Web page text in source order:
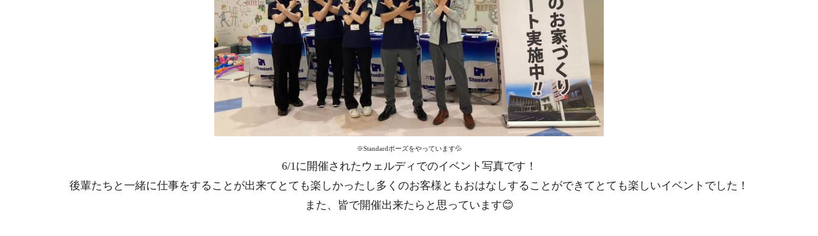
※Standardポーズをやっています💦
6/1に開催されたウェルディでのイベント写真です！
後輩たちと一緒に仕事をすることが出来てとても楽しかったし多くのお客様ともおはなしすることができてとても楽しいイベントでした！
また、皆で開催出来たらと思っています😊